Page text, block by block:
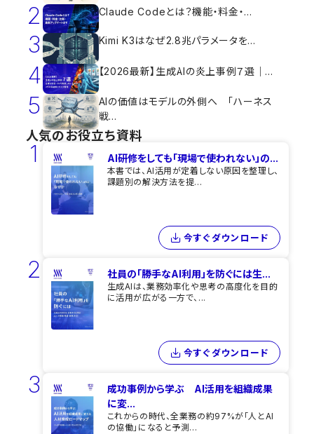
2 Claude Codeとは？機能・料金・...
3 Kimi K3はなぜ2.8兆パラメータを...
4 【2026最新】生成AIの炎上事例７選｜...
5
AIの価値はモデルの外側へ 「ハーネス
戦...
人気のお役立ち資料
1 AI研修をしても​「現場で使われない」の...
本書では、AI活用が定着しない原因を整理し、
課題別の解決方法を提...
今すぐダウンロード
2 社員の「勝手なAI利用」を​防ぐには​生...
生成AIは、業務効率化や思考の高度化を目的
に活用が広がる一方で、...
今すぐダウンロード
3
成功事例から学ぶ AI活用を組織成果
に変...
これからの時代、全業務の約97%が「人とAI
の協働」になると予測...